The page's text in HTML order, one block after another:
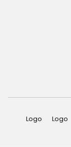
Logo Logo